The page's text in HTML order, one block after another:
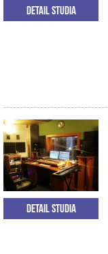
Detail studia
Detail studia